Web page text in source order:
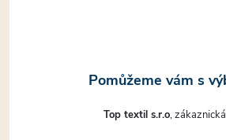
Top textil s.r.o